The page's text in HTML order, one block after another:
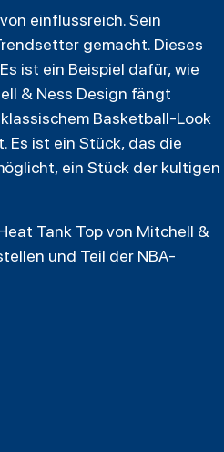
einflussreich. Sein
gemacht. Dieses
ist ein Beispiel dafür, wie
& Ness Design fängt
Basketball-Look
Es ist ein Stück, das die
ein Stück der kultigen
Tank Top von Mitchell &
und Teil der NBA-